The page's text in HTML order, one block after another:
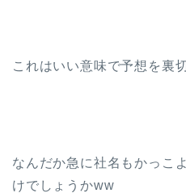
これはいい意味で予想を裏
なんだか急に社名もかっこ
けでしょうかww